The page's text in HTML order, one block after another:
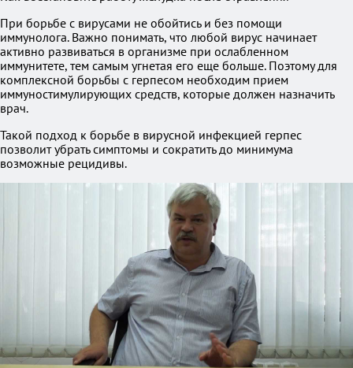
При борьбе с вирусами не обойтись и без помощи
иммунолога. Важно понимать, что любой вирус начинает
активно развиваться в организме при ослабленном
иммунитете, тем самым угнетая его еще больше. Поэтому для
комплексной борьбы с герпесом необходим прием
иммуностимулирующих средств, которые должен назначить
врач.
Такой подход к борьбе в вирусной инфекцией герпес
позволит убрать симптомы и сократить до минимума
возможные рецидивы.